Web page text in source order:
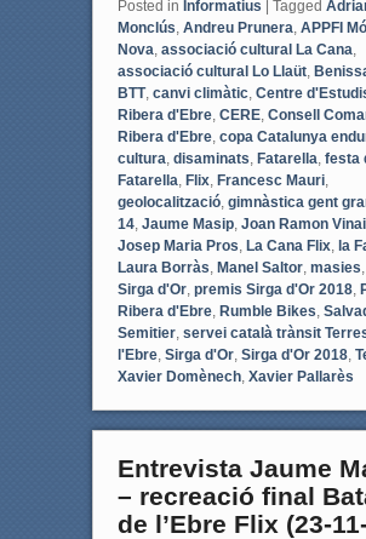
Posted in Informatius Tagged
Monclús, Andreu Prunera, APPFI
Nova, associació cultural La Cana,
associació cultural Lo Llaüt,
BTT, canvi climàtic, Centre
Ribera d'Ebre, CERE, Consell
Ribera d'Ebre, copa Catalunya
cultura, disaminats, Fatarella, festa
Fatarella, Flix, Francesc Mauri,
geolocalització, gimnàstica gent
14, Jaume Masip, Joan Ramon
Josep Maria Pros, La Cana Flix, la
Laura Borràs, Manel Saltor, masies,
Sirga d'Or, premis Sirga d'Or 2018,
Ribera d'Ebre, Rumble Bikes,
Semitier, servei català trànsit
l'Ebre, Sirga d'Or, Sirga d'Or 2018,
Xavier Domènech, Xavier Pallarès
Entrevista Jaume
– recreació final
de l’Ebre Flix (23-